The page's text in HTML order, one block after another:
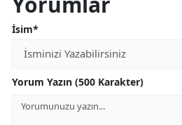
İsim*
Yorum Yazın (500 Karakter)